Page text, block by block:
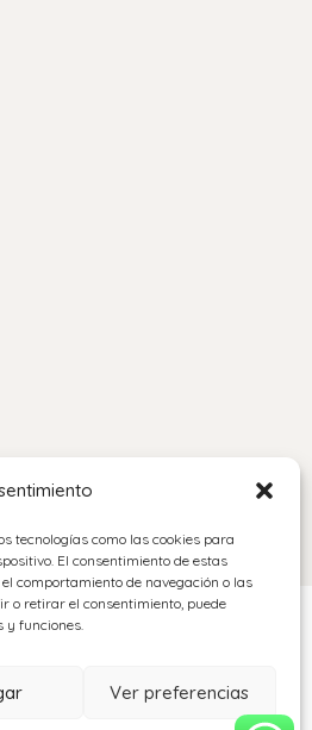
tecnologías como las cookies para
El consentimiento de estas
comportamiento de navegación o las
o retirar el consentimiento, puede
y funciones.
Ver preferencias